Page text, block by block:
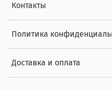
Контакты
Политика
Доставка и оплата